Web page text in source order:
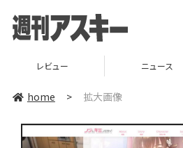
レビュー ニュース
home > 拡大画像